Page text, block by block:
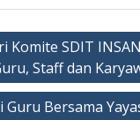
Komite SDIT
Staff dan
Guru Bersama